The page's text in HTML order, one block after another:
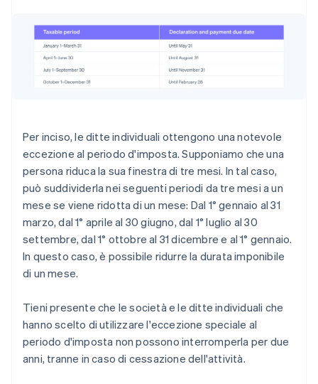
Per inciso, le ditte individuali ottengono una notevole
eccezione al periodo d'imposta. Supponiamo che una
persona riduca la sua finestra di tre mesi. In tal caso,
può suddividerla nei seguenti periodi da tre mesi a un
mese se viene ridotta di un mese: Dal 1° gennaio al 31
marzo, dal 1° aprile al 30 giugno, dal 1° luglio al 30
settembre, dal 1° ottobre al 31 dicembre e al 1° gennaio.
In questo caso, è possibile ridurre la durata imponibile
di un mese.
Tieni presente che le società e le ditte individuali che
hanno scelto di utilizzare l'eccezione speciale al
periodo d'imposta non possono interromperla per due
anni, tranne in caso di cessazione dell'attività.